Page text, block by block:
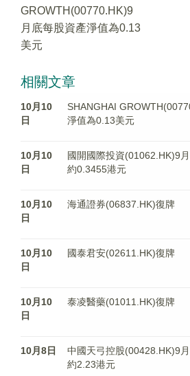
GROWTH(00770.HK)9
月底每股資產淨值為0.13
美元
相關文章
10月10
日
SHANGHAI
淨值為0.13美元
10月10
日
國開國際投資(01062.HK)9
約0.3455港元
10月10
日
海通證券(06837.HK)復牌
10月10
日
國泰君安(02611.HK)復牌
10月10
日
泰凌醫藥(01011.HK)復牌
10月8日
中國天弓控股(00428.HK)9
約2.23港元